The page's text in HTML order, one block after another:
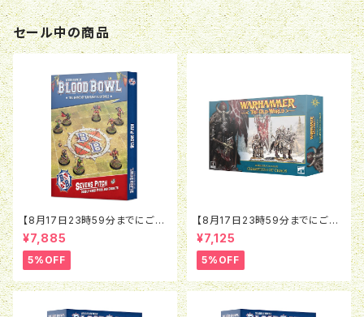
セール中の商品
【8月17日23時59分までにご予
約で5％OFF】ブラッドボウル：セ
ヴンズピッチ（2026）
¥7,885
5%OFF
【8月17日23時59分までにご予
約で5％OFF】オールドワール
ド：ウォリアー・オヴ・ケイオス：チ
ャンピオン・オヴ・ケイオス
¥7,125
5%OFF